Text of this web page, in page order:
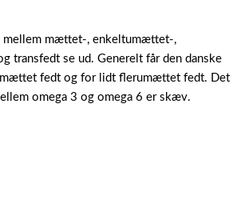
mellem mættet-, enkeltumættet-,
transfedt se ud. Generelt får den danske
fedt og for lidt flerumættet fedt. Det
omega 3 og omega 6 er skæv.